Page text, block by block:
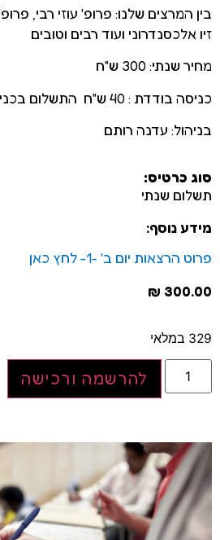
בין המרצים שלנו: פרופ' עוזי רבי,
זיו אלכסנדרוני ועוד רבים וטובים
מחיר שנתי: 300 ש"ח
כניסה בודדת : 40 ש"ח התשלום בכניסה
בניהול: עדנה רותם
סוג כרטיס:
תשלום שנתי
מידע נוסף:
פרוט הרצאות יום ב' -1- לחץ כאן
₪ 300.00
329 במלאי
להרשמה ורכישה